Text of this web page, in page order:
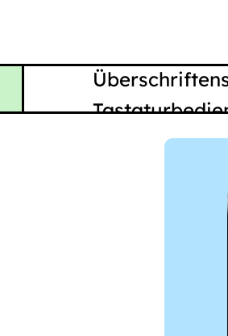
Alt-Texte,
verbessern
machen den
Eine Studie
Webseiten,